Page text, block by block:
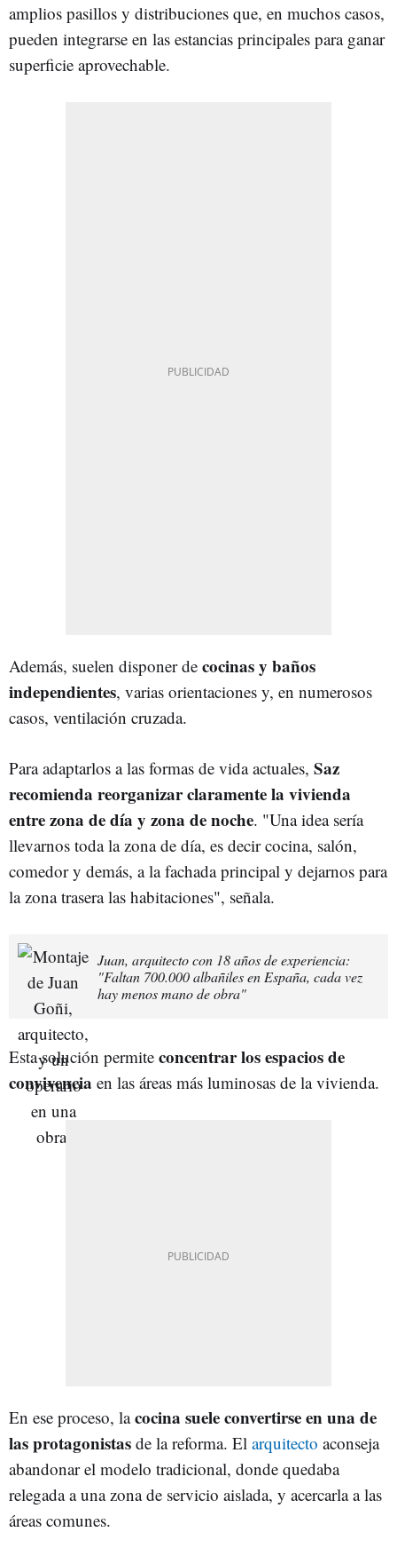
amplios pasillos y distribuciones que, en muchos casos,
pueden integrarse en las estancias principales para ganar
superficie aprovechable.
Además, suelen disponer de cocinas y baños
independientes, varias orientaciones y, en numerosos
casos, ventilación cruzada.
Para adaptarlos a las formas de vida actuales, Saz
recomienda reorganizar claramente la vivienda
entre zona de día y zona de noche. "Una idea sería
llevarnos toda la zona de día, es decir cocina, salón,
comedor y demás, a la fachada principal y dejarnos para
la zona trasera las habitaciones", señala.
Juan, arquitecto con 18 años de experiencia:
"Faltan 700.000 albañiles en España, cada vez
hay menos mano de obra"
Esta solución permite concentrar los espacios de
convivencia en las áreas más luminosas de la vivienda.
En ese proceso, lacocina suele convertirse en una de
las protagonistas de la reforma. El arquitecto aconseja
abandonar el modelo tradicional, donde quedaba
relegada a una zona de servicio aislada, y acercarla a las
áreas comunes.